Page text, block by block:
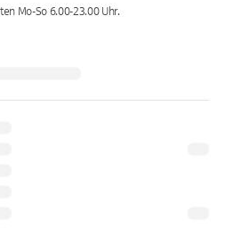
Mo-So 6.00-23.00Uhr.